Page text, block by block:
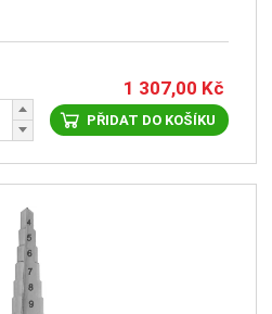
1 307,00 Kč
PŘIDAT DO KOŠÍKU